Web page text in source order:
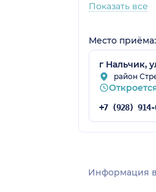
Показать все
Место приёма:
г Нальчик,
район
Информация